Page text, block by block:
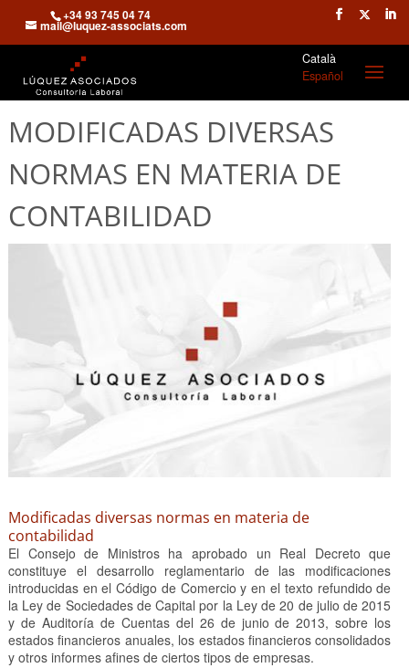
+34 93 745 04 74
mail@luquez-associats.com
Català
Español
MODIFICADAS DIVERSAS
NORMAS EN MATERIA DE
CONTABILIDAD
Modificadas diversas normas en materia de
contabilidad
El Consejo de Ministros ha aprobado un Real Decreto que
constituye el desarrollo reglamentario de las modificaciones
introducidas en el Código de Comercio y en el texto refundido de
la Ley de Sociedades de Capital por la Ley de 20 de julio de 2015
y de Auditoría de Cuentas del 26 de junio de 2013, sobre los
estados financieros anuales, los estados financieros consolidados
y otros informes afines de ciertos tipos de empresas.